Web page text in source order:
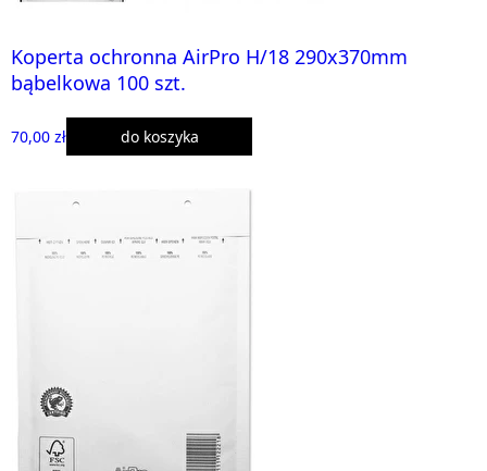
Koperta ochronna AirPro H/18 290x370mm
bąbelkowa 100 szt.
70,00 zł do koszyka